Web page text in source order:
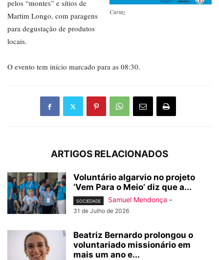
Cartaz
pelos “montes” e sítios de
Martim Longo, com paragens
para degustação de produtos
locais.
O evento tem início marcado para as 08:30.
ARTIGOS RELACIONADOS
Voluntário algarvio no projeto
‘Vem Para o Meio’ diz que a...
SOCIEDADE Samuel Mendonça -
31 de Julho de 2026
Beatriz Bernardo prolongou o
voluntariado missionário em
mais um ano e...